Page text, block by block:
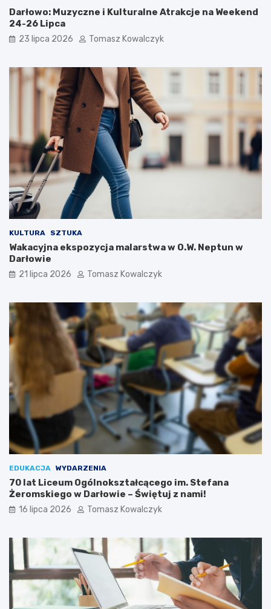
Darłowo: Muzyczne i Kulturalne Atrakcje na Weekend
24-26 Lipca
23 lipca 2026 Tomasz Kowalczyk
KULTURA SZTUKA
Wakacyjna ekspozycja malarstwa w O.W. Neptun w
Darłowie
21 lipca 2026 Tomasz Kowalczyk
EDUKACJA WYDARZENIA
70 lat Liceum Ogólnokształcącego im. Stefana
Żeromskiego w Darłowie – Świętuj z nami!
16 lipca 2026 Tomasz Kowalczyk